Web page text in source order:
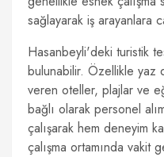
sağlayarak iş arayanlara
Hasanbeyli'deki turistik
bulunabilir. Özellikle yaz
veren oteller, plajlar ve
bağlı olarak personel
çalışarak hem deneyim
çalışma ortamında vakit